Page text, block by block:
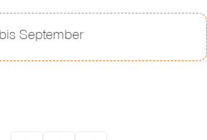
September